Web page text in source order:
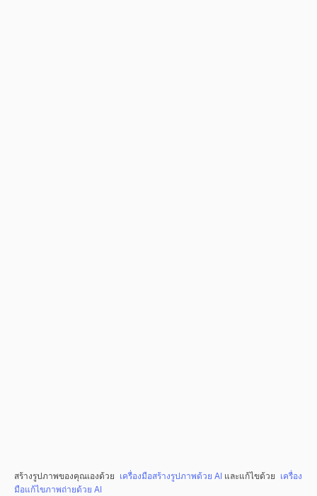
สร้างรูปภาพของคุณเองด้วย เครื่องมือสร้างรูปภาพด้วย AI และแก้ไขด้วย เครื่อง
มือแก้ไขภาพถ่ายด้วย AI